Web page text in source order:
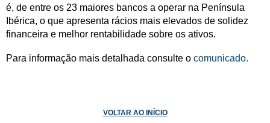
é, de entre os 23 maiores bancos a operar na Península
Ibérica, o que apresenta rácios mais elevados de solidez
financeira e melhor rentabilidade sobre os ativos.
Para informação mais detalhada consulte o comunicado.
VOLTAR AO INÍCIO